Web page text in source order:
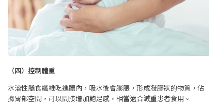
（四）控制體重
水溶性膳食纖維吃進體內，吸水後會膨脹，形成凝膠狀的物質，佔
據胃部空間，可以間接增加飽足感，相當適合減重患者食用。